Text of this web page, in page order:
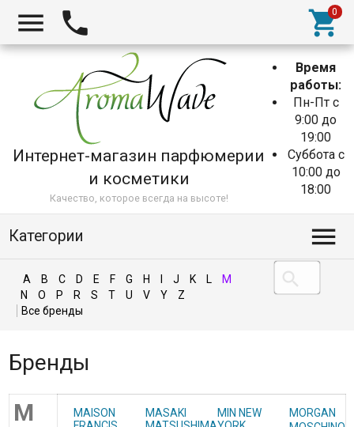
Интернет-магазин парфюмерии
и косметики
Качество, которое всегда на высоте!
Время
работы:
Пн-Пт с
9:00 до
19:00
Суббота с
10:00 до
18:00
Категории
A B C D E F G H J K L
M
N
O P R S T U V Y Z
Бренды
M
MAISON
MASAKI
MIN NEW
MORGAN